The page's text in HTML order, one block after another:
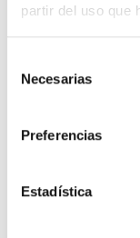
partir del uso que
Necesarias
Preferencias
Estadística